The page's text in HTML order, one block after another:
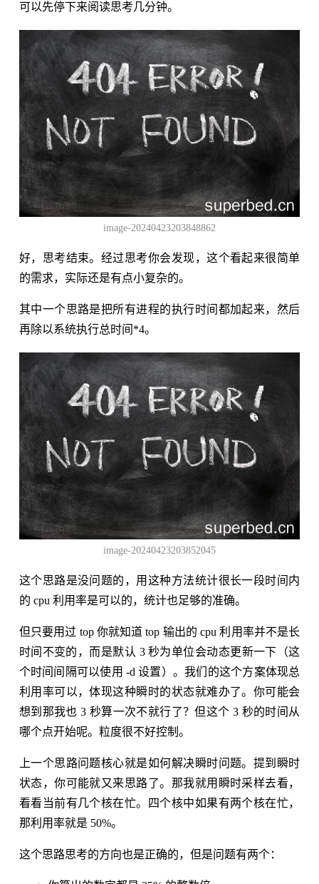
可以先停下来阅读思考几分钟。
image-20240423203848862
好，思考结束。经过思考你会发现，这个看起来很简单
的需求，实际还是有点小复杂的。
其中一个思路是把所有进程的执行时间都加起来，然后
再除以系统执行总时间*4。
image-20240423203852045
这个思路是没问题的，用这种方法统计很长一段时间内
的 cpu 利用率是可以的，统计也足够的准确。
但只要用过 top 你就知道 top 输出的 cpu 利用率并不是长
时间不变的，而是默认 3 秒为单位会动态更新一下（这
个时间间隔可以使用 -d 设置）。我们的这个方案体现总
利用率可以，体现这种瞬时的状态就难办了。你可能会
想到那我也 3 秒算一次不就行了？但这个 3 秒的时间从
哪个点开始呢。粒度很不好控制。
上一个思路问题核心就是如何解决瞬时问题。提到瞬时
状态，你可能就又来思路了。那我就用瞬时采样去看，
看看当前有几个核在忙。四个核中如果有两个核在忙，
那利用率就是 50%。
这个思路思考的方向也是正确的，但是问题有两个：